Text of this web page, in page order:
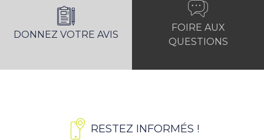
DONNEZ VOTRE AVIS
FOIRE AUX
QUESTIONS
RESTEZ INFORMÉS !